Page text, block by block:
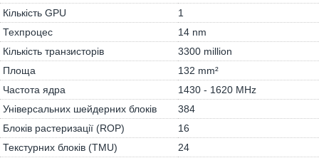
Кількість GPU
1
Техпроцес
14 nm
Кількість транзисторів
3300 million
Площа
132 mm²
Частота ядра
1430 - 1620 MHz
Універсальних шейдерних блоків
384
Блоків растеризації (ROP)
16
Текстурних блоків (TMU)
24